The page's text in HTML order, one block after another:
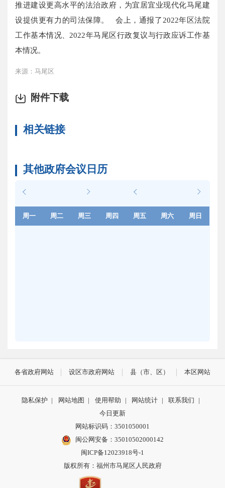
推进建设更高水平的法治政府，为宜居宜业现代化马尾建
设提供更有力的司法保障。 会上，通报了2022年区法院
工作基本情况、2022年马尾区行政复议与行政应诉工作基
本情况。
来源：马尾区
附件下载
相关链接
其他政府会议日历
周一 周二 周三 周四 周五 周六 周日
各省政府网站 设区市政府网站 县（市、区） 本区网站
隐私保护 | 网站地图 | 使用帮助 | 网站统计 | 联系我们
|
今日更新
网站标识码：3501050001
闽公网安备：35010502000142
闽ICP备12023918号-1
版权所有：福州市马尾区人民政府